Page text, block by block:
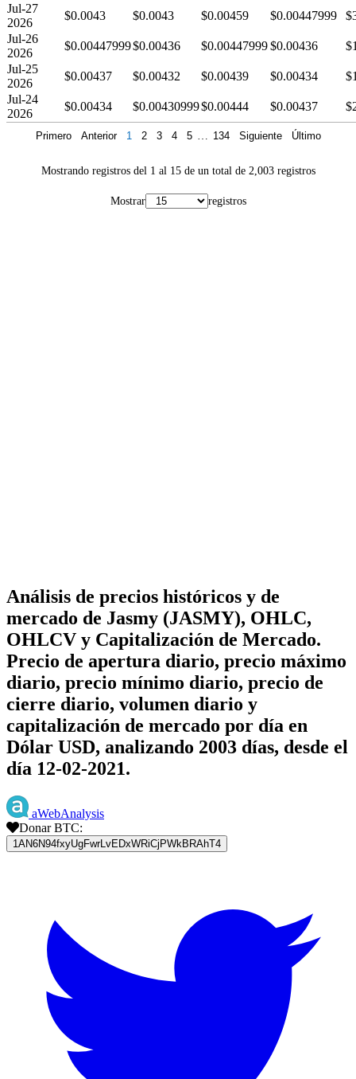
Jul-27
2026
$0.0043 $0.0043 $0.00459 $0.00447999
Jul-26
2026
$0.00447999$0.00436 $0.00447999$0.00436
Jul-25
2026
$0.00437 $0.00432 $0.00439 $0.00434
Jul-24
2026
$0.00434 $0.00430999$0.00444 $0.00437
Mostrando registros del 1 al 15 de un total de 2,003 registros
Mostrar registros
Primero Anterior 1 2 3 4 5 134 Siguiente Último
Análisis de precios históricos y de
mercado de Jasmy (JASMY), OHLC,
OHLCV y Capitalización de Mercado.
Precio de apertura diario, precio máximo
diario, precio mínimo diario, precio de
cierre diario, volumen diario y
capitalización de mercado por día en
Dólar USD, analizando 2003 días, desde el
día 12-02-2021.
aWebAnalysis
Donar BTC:
1AN6N94fxyUgFwrLvEDxWRiCjPWkBRAhT4